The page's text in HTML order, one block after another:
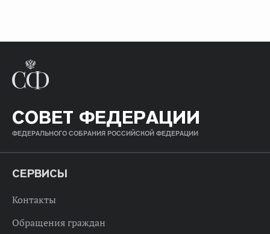
СОВЕТ ФЕДЕРАЦИИ
ФЕДЕРАЛЬНОГО СОБРАНИЯ РОССИЙСКОЙ ФЕДЕРАЦИИ
СЕРВИСЫ
Контакты
Обращения граждан